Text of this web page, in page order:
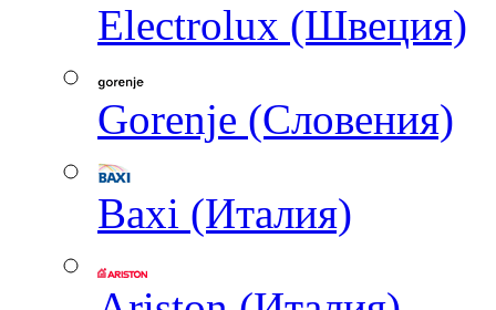
Electrolux (Швеция)
Gorenje (Словения)
Baxi (Италия)